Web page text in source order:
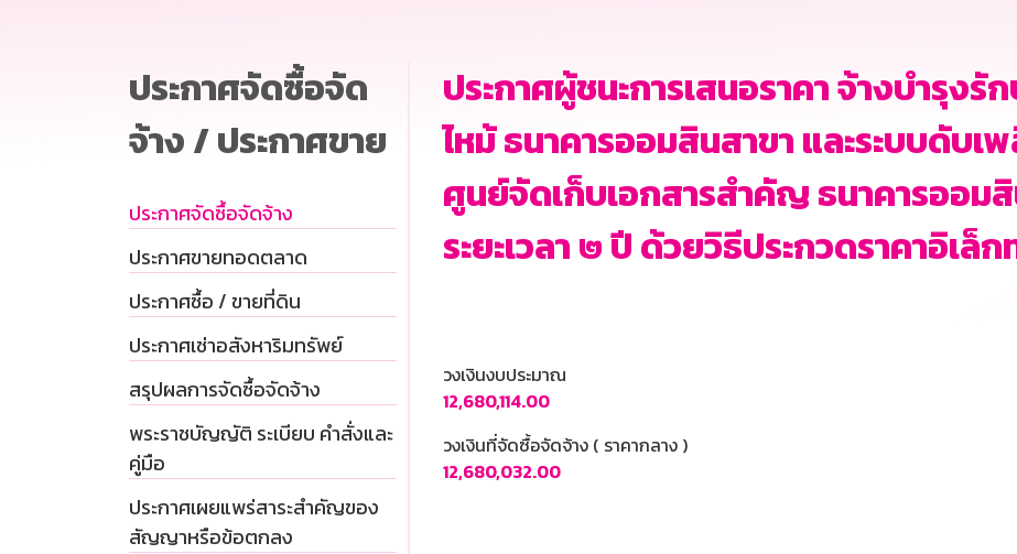
ประกาศจัดซื้อจัด
จ้าง / ประกาศขาย
ประกาศจัดซื้อจัดจ้าง
ประกาศขายทอดตลาด
ประกาศซื้อ / ขายที่ดิน
ประกาศเช่าอสังหาริมทรัพย์
สรุปผลการจัดซื้อจัดจ้าง
พระราชบัญญัติ ระเบียบ คำสั่งและ
คู่มือ
ประกาศเผยแพร่สาระสำคัญของ
สัญญาหรือข้อตกลง
ประกาศผู้ชนะการเสนอราคา จ้างบำรุงรั
ไหม้ ธนาคารออมสินสาขา และระบบดับ
ศูนย์จัดเก็บเอกสารสำคัญ ธนาคารออม
ระยะเวลา ๒ ปี ด้วยวิธีประกวดราคาอิเ
วงเงินงบประมาณ
12,680,114.00
วงเงินที่จัดซื้อจัดจ้าง ( ราคากลาง )
12,680,032.00